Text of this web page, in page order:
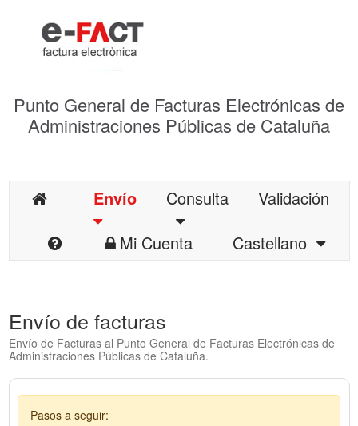
Punto General de Facturas Electrónicas de
Administraciones Públicas de Cataluña
Envío Consulta
Validación
Mi Cuenta
Castellano
Envío de facturas
Envío de Facturas al Punto General de Facturas Electrónicas de
Administraciones Públicas de Cataluña.
Pasos a seguir: